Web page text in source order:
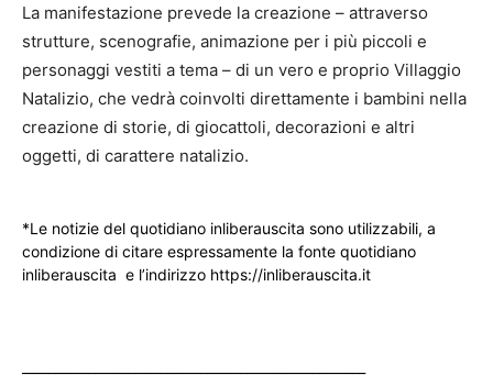
La manifestazione prevede la creazione – attraverso
strutture, scenografie, animazione per i più piccoli e
personaggi vestiti a tema – di un vero e proprio Villaggio
Natalizio, che vedrà coinvolti direttamente i bambini nella
creazione di storie, di giocattoli, decorazioni e altri
oggetti, di carattere natalizio.
*Le notizie del quotidiano inliberauscita sono utilizzabili, a
condizione di citare espressamente la fonte quotidiano
inliberauscita e l’indirizzo https://inliberauscita.it